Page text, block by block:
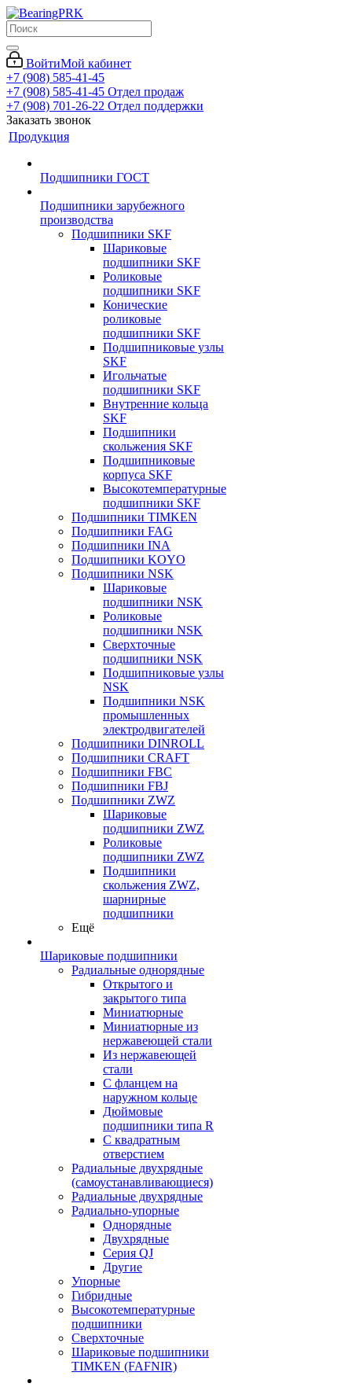
ВойтиМой кабинет
+7 (908) 585-41-45
+7 (908) 585-41-45 Отдел продаж
+7 (908) 701-26-22 Отдел поддержки
Заказать звонок
Продукция
Подшипники ГОСТ
Подшипники зарубежного
производства
Подшипники SKF
Шариковые
подшипники SKF
Роликовые
подшипники SKF
Конические
роликовые
подшипники SKF
Подшипниковые узлы
SKF
Игольчатые
подшипники SKF
Внутренние кольца
SKF
Подшипники
скольжения SKF
Подшипниковые
корпуса SKF
Высокотемпературные
подшипники SKF
Подшипники TIMKEN
Подшипники FAG
Подшипники INA
Подшипники KOYO
Подшипники NSK
Шариковые
подшипники NSK
Роликовые
подшипники NSK
Сверхточные
подшипники NSK
Подшипниковые узлы
NSK
Подшипники NSK
промышленных
электродвигателей
Подшипники DINROLL
Подшипники CRAFT
Подшипники FBC
Подшипники FBJ
Подшипники ZWZ
Шариковые
подшипники ZWZ
Роликовые
подшипники ZWZ
Подшипники
скольжения ZWZ,
шарнирные
подшипники
Ещё
Шариковые подшипники
Радиальные однорядные
Открытого и
закрытого типа
Миниатюрные
Миниатюрные из
нержавеющей стали
Из нержавеющей
стали
С фланцем на
наружном кольце
Дюймовые
подшипники типа R
С квадратным
отверстием
Радиальные двухрядные
(самоустанавливающиеся)
Радиальные двухрядные
Радиально-упорные
Однорядные
Двухрядные
Серия QJ
Другие
Упорные
Гибридные
Высокотемпературные
подшипники
Сверхточные
Шариковые подшипники
TIMKEN (FAFNIR)